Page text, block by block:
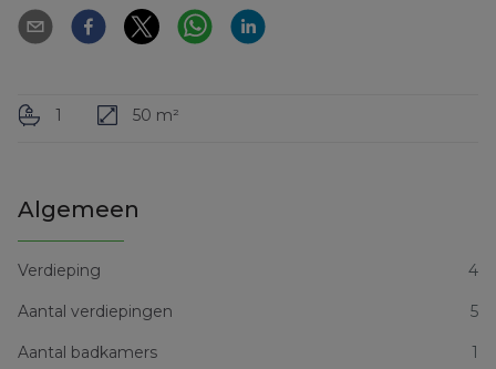
1 50 m²
Algemeen
Verdieping 4
Aantal verdiepingen 5
Aantal badkamers 1